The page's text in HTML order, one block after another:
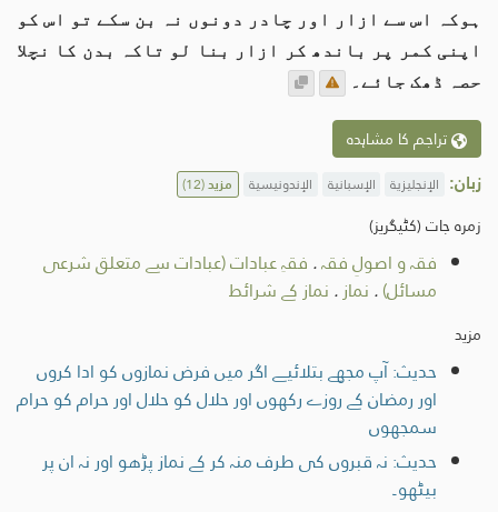
ہوکہ اس سے ازار اور چادر دونوں نہ بن سکے تو اس کو
اپنی کمر پر باندھ کر ازار بنا لو تاکہ بدن کا نچلا
حصہ ڈھک جائے۔
تراجم کا مشاہدہ
زبان: الإنجليزية الإسبانية الإندونيسية مزید(12)
زمرہ جات (کٹیگریز)
فقہ و اصولِ فقہ. فقہِ عبادات (عبادات سے متعلق شرعی
مسائل). نماز . نماز کے شرائط
مزید
حدیث: آپ مجھے بتلائیے اگر میں فرض نمازوں کو ادا کروں
اور رمضان کے روزے رکھوں اور حلال کو حلال اور حرام کو حرام
سمجھوں
حدیث: نہ قبروں کی طرف منہ کر کے نماز پڑھو اور نہ ان پر
بیٹھو۔